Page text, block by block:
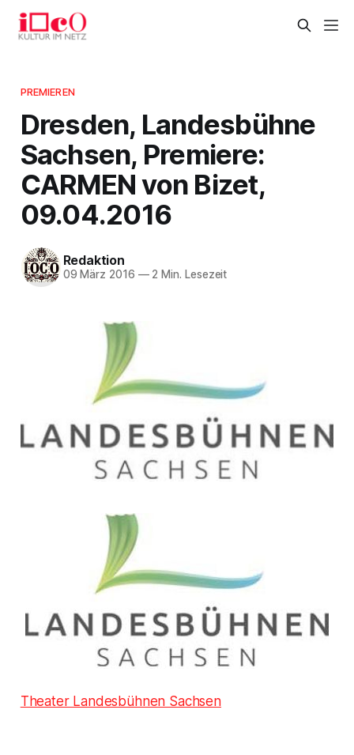
PREMIEREN
Dresden, Landesbühne
Sachsen, Premiere:
CARMEN von Bizet,
09.04.2016
Redaktion
09 März 2016 —2 Min. Lesezeit
Theater Landesbühnen Sachsen